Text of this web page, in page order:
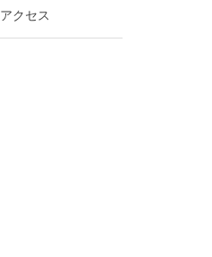
アクセス